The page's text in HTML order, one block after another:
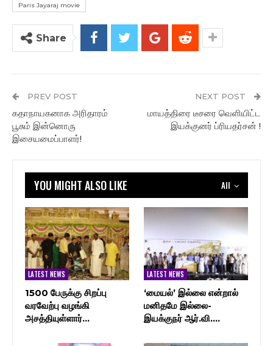
Paris Jayaraj movie
Share
PREV POST
கதாநாயகனாக அரிதாரம்
பூசும் இன்னொரு
இசையமைப்பாளர்!
NEXT POST
மாயத்திரை டீசரை வெளியிட்ட
இயக்குனர் ப்ரியதர்சன் !
All
YOU MIGHT ALSO LIKE
LATEST NEWS
1500 பேருக்கு சிறப்பு
வரவேற்பு வழங்கி
அசத்தியுள்ளார்…
LATEST NEWS
‘மையல்’ இல்லை என்றால்
மனிதமே இல்லை-
இயக்குநர் ஆர்.வி.…